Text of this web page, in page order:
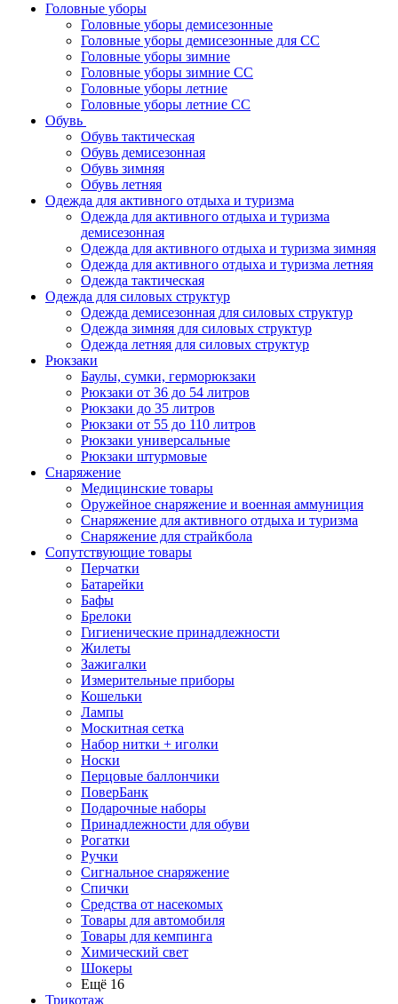
Головные уборы
Головные уборы демисезонные
Головные уборы демисезонные для СС
Головные уборы зимние
Головные уборы зимние СС
Головные уборы летние
Головные уборы летние СС
Обувь
Обувь тактическая
Обувь демисезонная
Обувь зимняя
Обувь летняя
Одежда для активного отдыха и туризма
Одежда для активного отдыха и туризма
демисезонная
Одежда для активного отдыха и туризма зимняя
Одежда для активного отдыха и туризма летняя
Одежда тактическая
Одежда для силовых структур
Одежда демисезонная для силовых структур
Одежда зимняя для силовых структур
Одежда летняя для силовых структур
Рюкзаки
Баулы, сумки, герморюкзаки
Рюкзаки от 36 до 54 литров
Рюкзаки до 35 литров
Рюкзаки от 55 до 110 литров
Рюкзаки универсальные
Рюкзаки штурмовые
Снаряжение
Медицинские товары
Оружейное снаряжение и военная аммуниция
Снаряжение для активного отдыха и туризма
Снаряжение для страйкбола
Сопутствующие товары
Перчатки
Батарейки
Бафы
Брелоки
Гигиенические принадлежности
Жилеты
Зажигалки
Измерительные приборы
Кошельки
Лампы
Москитная сетка
Набор нитки + иголки
Носки
Перцовые баллончики
ПоверБанк
Подарочные наборы
Принадлежности для обуви
Рогатки
Ручки
Сигнальное снаряжение
Спички
Средства от насекомых
Товары для автомобиля
Товары для кемпинга
Химический свет
Шокеры
Ещё 16
Трикотаж